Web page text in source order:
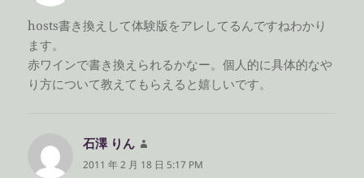
hosts書き換えして体験版をアレしてるんですねわかり
ます。
赤ワインで書き換えられるかなー。個人的に具体的なや
り方について教えてもらえると嬉しいです。
石澤 りん
り:
2011 年 2 月 18 日 5:17 PM